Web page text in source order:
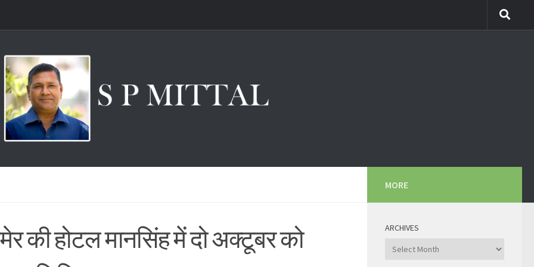
की होटल मानसिंह में दो अक्टूबर को
MORE
ARCHIVES
Archives